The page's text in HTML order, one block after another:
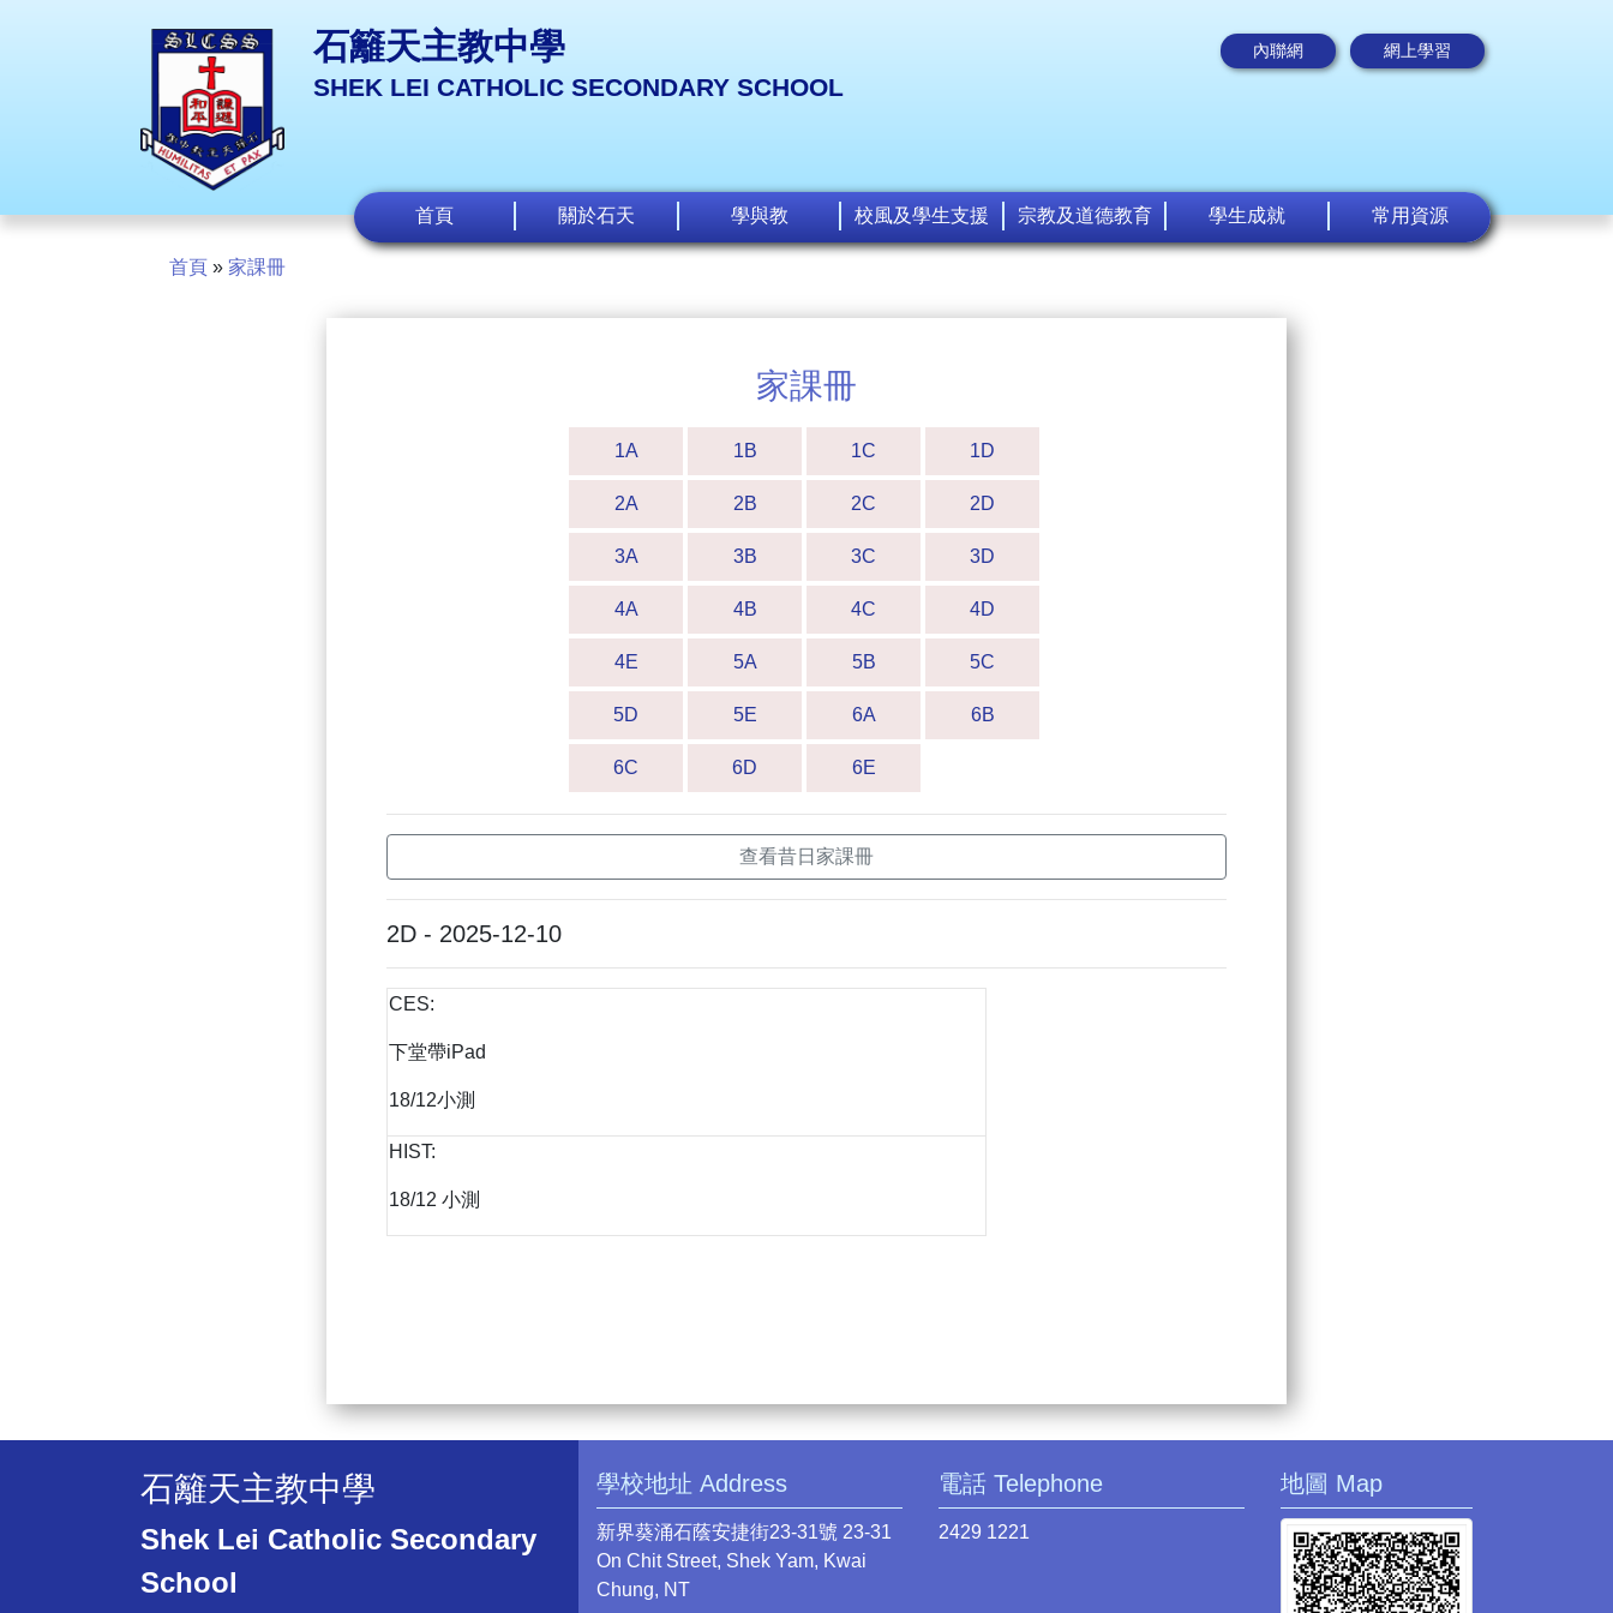
石籬天主教中學
SHEK LEI CATHOLIC SECONDARY SCHOOL
內聯網 網上學習
首頁 關於石天 學與教 校風及學生支援 宗教及道德教育 學生成就 常用資源
首頁 » 家課冊
家課冊
1A 1B 1C 1D
2A 2B 2C 2D
3A 3B 3C 3D
4A 4B 4C 4D
4E 5A 5B 5C
5D 5E 6A 6B
6C 6D 6E
查看昔日家課冊
2D - 2025-12-10
CES:
下堂帶iPad
18/12小測
HIST:
18/12 小測
石籬天主教中學
Shek Lei Catholic Secondary
School
學校地址 Address
新界葵涌石蔭安捷街23-31號 23-31
On Chit Street, Shek Yam, Kwai
Chung, NT
電話 Telephone
2429 1221
地圖 Map